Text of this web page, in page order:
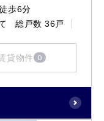
歩6分
総戸数 36戸
貸物件 0